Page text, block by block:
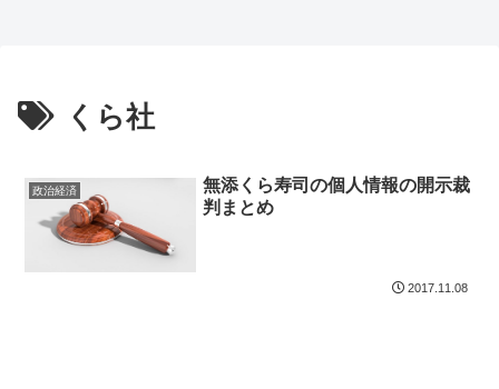
くら社
政治経済
無添くら寿司の個人情報の開示裁
判まとめ
2017.11.08